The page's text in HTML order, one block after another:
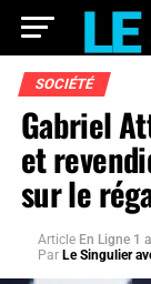
SOCIÉTÉ
Gabriel
et
sur le
Article En Ligne 1
Par Le Singulier